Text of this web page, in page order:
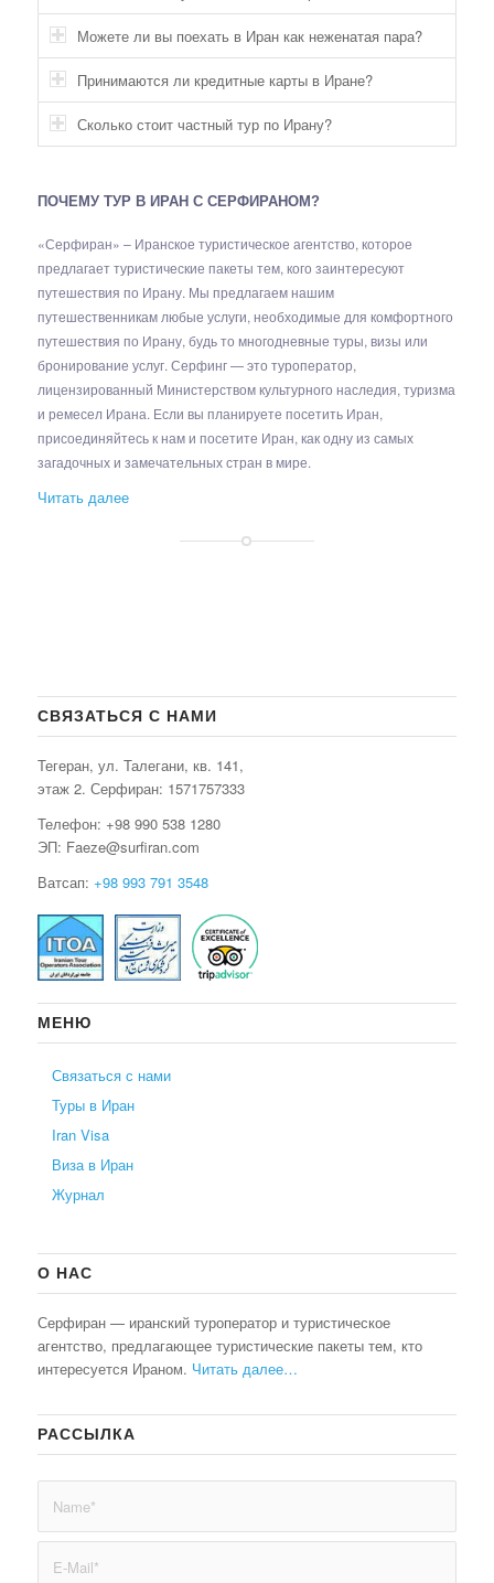
Можете ли вы поехать в Иран как неженатая пара?
Принимаются ли кредитные карты в Иране?
Сколько стоит частный тур по Ирану?
ПОЧЕМУ ТУР В ИРАН С СЕРФИРАНОМ?
«Серфиран» – Иранское туристическое агентство, которое
предлагает туристические пакеты тем, кого заинтересуют
путешествия по Ирану. Мы предлагаем нашим
путешественникам любые услуги, необходимые для комфортного
путешествия по Ирану, будь то многодневные туры, визы или
бронирование услуг. Серфинг — это туроператор,
лицензированный Министерством культурного наследия, туризма
и ремесел Ирана. Если вы планируете посетить Иран,
присоединяйтесь к нам и посетите Иран, как одну из самых
загадочных и замечательных стран в мире.
Читать далее
СВЯЗАТЬСЯ С НАМИ
Тегеран, ул. Талегани, кв. 141,
этаж 2. Серфиран: 1571757333
Телефон: +98 990 538 1280
ЭП: Faeze@surfiran.com
Ватсап: +98 993 791 3548
МЕНЮ
Связаться с нами
Туры в Иран
Iran Visa
Виза в Иран
Журнал
О НАС
Серфиран — иранский туроператор и туристическое
агентство, предлагающее туристические пакеты тем, кто
интересуется Ираном. Читать далее…
РАССЫЛКА